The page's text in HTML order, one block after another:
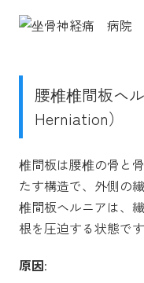
腰椎椎間板ヘ
Herniation）
椎間板は腰椎の骨と
たす構造で、外側の
椎間板ヘルニアは、
根を圧迫する状態です
原因: